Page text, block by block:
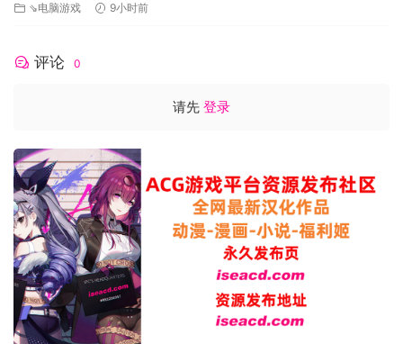
「哆啦A梦」加入了饱受好评，延续25年以上的游戏系列「牧场
之外，还有许多活用「哆啦A梦」「秘密道具」的乐趣！本作还
加上了许多新游玩要素，以及全新的温馨故事。
■既有疗愈内心的场所，也有众人的家──
大雄一行人来到了陌生的星球，遇见了当地的少年莱特。为了
帮助莱特实现梦想，大家一起住在牧场并帮忙复兴牧场。还有
参加烟火大会、观看星空、以及早起看元旦日出等活动。跟大
家一起度过，编织出无可取代的每一天吧。
⇘电脑游戏 9小时前
评论 0
请先 登录